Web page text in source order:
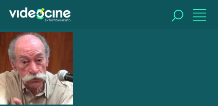
Tag Archive: abecedario de cine
mexicano